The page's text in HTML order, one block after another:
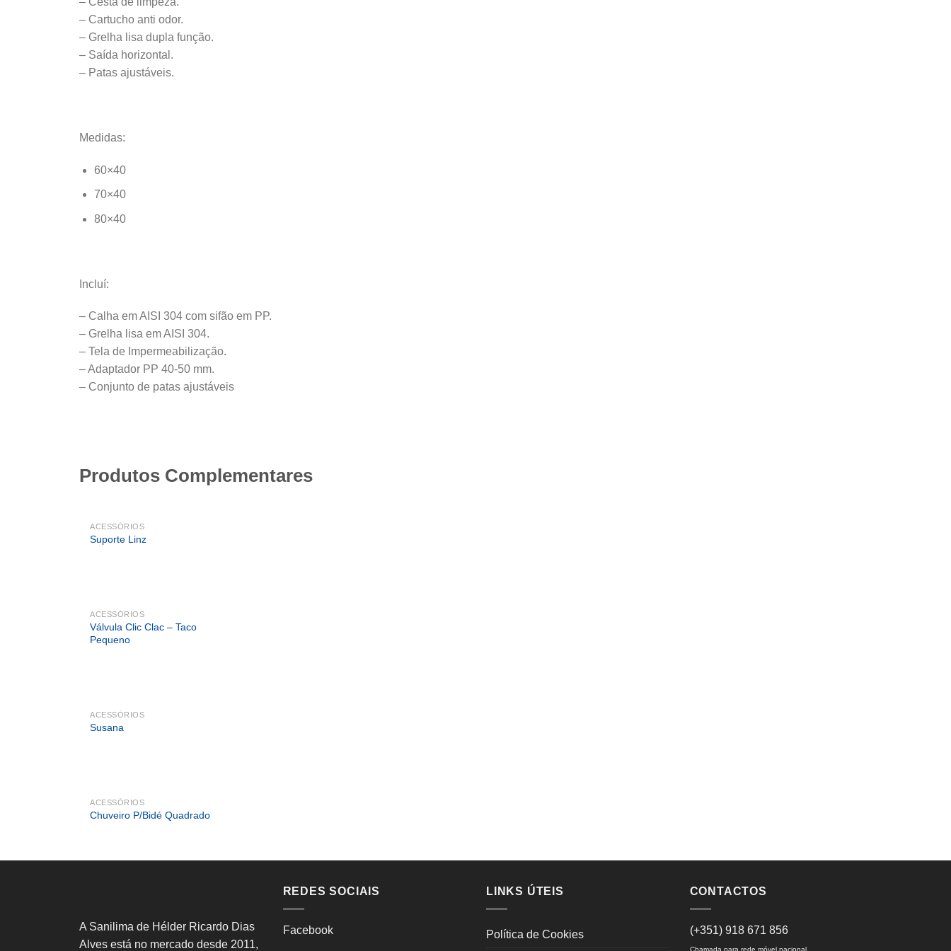
– Cartucho anti odor.
– Grelha lisa dupla função.
– Saída horizontal.
– Patas ajustáveis.
Medidas:
60×40
70×40
80×40
Incluí:
– Calha em AISI 304 com sifão em PP.
– Grelha lisa em AISI 304.
– Tela de Impermeabilização.
– Adaptador PP 40-50 mm.
– Conjunto de patas ajustáveis
Produtos Complementares
ACESSÓRIOS
Suporte Linz
ACESSÓRIOS
Válvula Clic Clac – Taco
Pequeno
ACESSÓRIOS
Susana
ACESSÓRIOS
Chuveiro P/Bidé Quadrado
A Sanilima de Hélder Ricardo Dias
Alves está no mercado desde 2011,
REDES SOCIAIS
Facebook
LINKS ÚTEIS
Política de Cookies
CONTACTOS
(+351) 918 671 856
Chamada para rede móvel nacional